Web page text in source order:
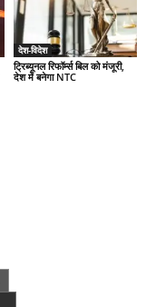
देश-विदेश
ट्रिब्यूनल रिफॉर्म्स बिल को मंजूरी,
देश में बनेगा NTC